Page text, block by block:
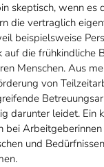
skeptisch, wenn
die vertraglich
beispielsweise
auf die frühkindliche
Menschen. Aus
von
darunter leidet.
bei
und